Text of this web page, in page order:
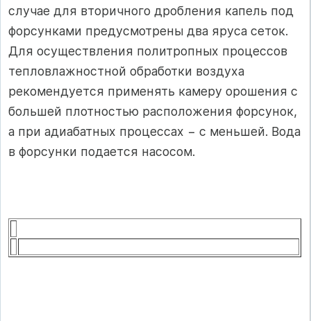
случае для вторичного дробления капель под
форсунками предусмотрены два яруса сеток.
Для осуществления политропных процессов
тепловлажностной обработки воздуха
рекомендуется применять камеру орошения с
большей плотностью расположения форсунок,
а при адиабатных процессах − с меньшей. Вода
в форсунки подается насосом.